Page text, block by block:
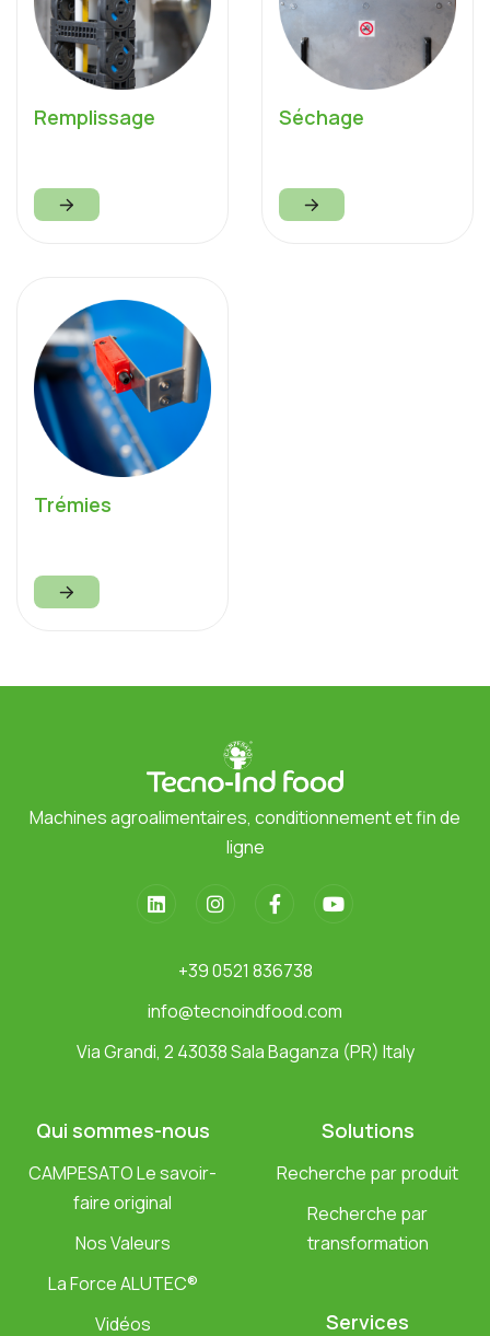
Remplissage Séchage
Trémies
Machines agroalimentaires, conditionnement et fin de
ligne
+39 0521 836738
info@tecnoindfood.com
Via Grandi, 2 43038 Sala Baganza (PR) Italy
Qui sommes-nous
CAMPESATO Le savoir-
faire original
Nos Valeurs
La Force ALUTEC®
Vidéos
Solutions
Recherche par produit
Recherche par
transformation
Services